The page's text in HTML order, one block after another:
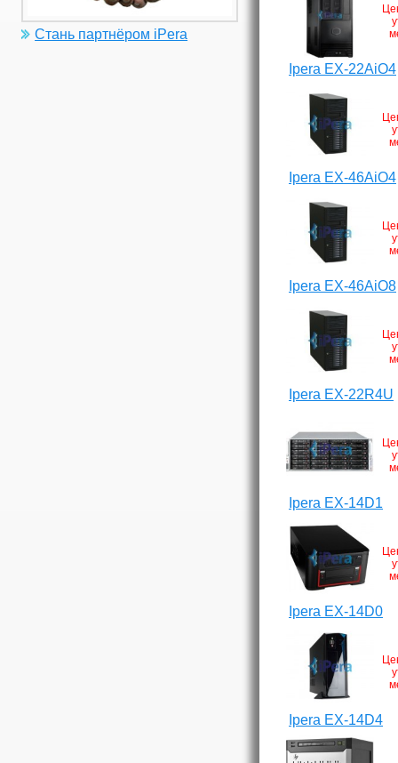
Стань партнёром iPera
Ipera EX-22AiO4
Ipera EX-46AiO4
Ipera EX-46AiO8
Ipera EX-22R4U
Ipera EX-14D1
Ipera EX-14D0
Ipera EX-14D4